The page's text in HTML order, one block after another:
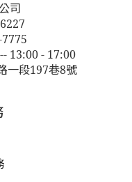
司
13:00 - 17:00
一段197巷8號